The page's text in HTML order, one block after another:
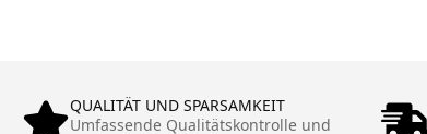
QUALITÄT UND SPARSAMKEIT
Umfassende Qualitätskontrolle und